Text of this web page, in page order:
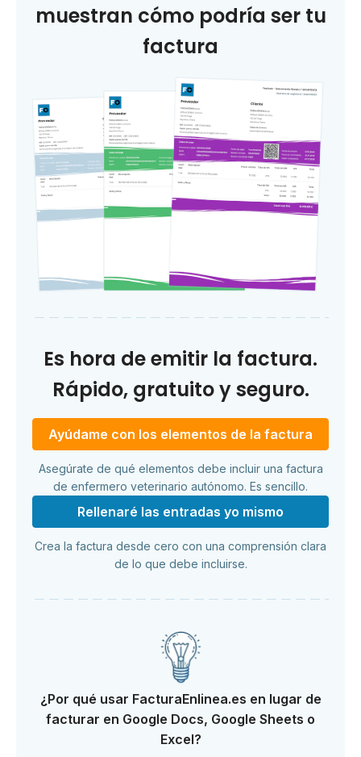
muestran cómo podría ser tu
factura
Es hora de emitir la factura.
Rápido, gratuito y seguro.
Ayúdame con los elementos de la factura
Asegúrate de qué elementos debe incluir una factura
de enfermero veterinario autónomo. Es sencillo.
Rellenaré las entradas yo mismo
Crea la factura desde cero con una comprensión clara
de lo que debe incluirse.
¿Por qué usar FacturaEnlinea.es en lugar de
facturar en Google Docs, Google Sheets o
Excel?